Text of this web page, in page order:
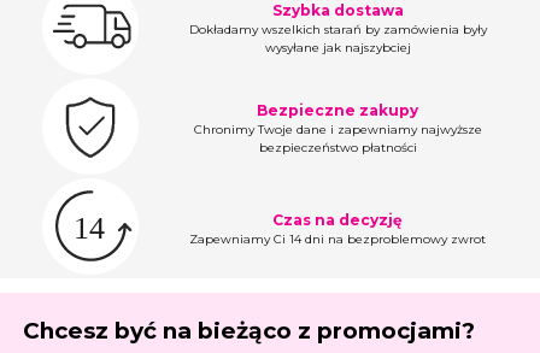
Szybka dostawa
Dokładamy wszelkich starań by zamówienia były
wysyłane jak najszybciej
Bezpieczne zakupy
Chronimy Twoje dane i zapewniamy najwyższe
bezpieczeństwo płatności
Czas na decyzję
Zapewniamy Ci 14 dni na bezproblemowy zwrot
Chcesz być na bieżąco z promocjami?